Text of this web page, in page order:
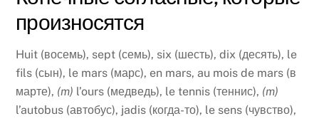
произносятся
Huit (восемь), sept (семь), six (шесть), dix (десять), le
fils (сын), le mars (марс), en mars, au mois de mars (в
марте), (m) l’ours (медведь), le tennis (теннис), (m)
l’autobus (автобус), jadis (когда-то), le sens (чувство),